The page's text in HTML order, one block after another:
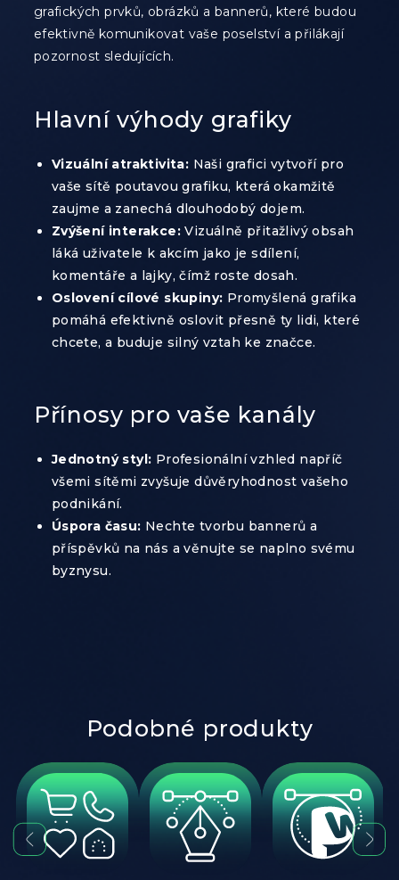
grafických prvků, obrázků a bannerů, které budou
efektivně komunikovat vaše poselství a přilákají
pozornost sledujících.
Hlavní výhody grafiky
Vizuální atraktivita: Naši grafici vytvoří pro
vaše sítě poutavou grafiku, která okamžitě
zaujme a zanechá dlouhodobý dojem.
Zvýšení interakce:Vizuálně přitažlivý obsah
láká uživatele k akcím jako je sdílení,
komentáře a lajky, čímž roste dosah.
Oslovení cílové skupiny: Promyšlená grafika
pomáhá efektivně oslovit přesně ty lidi, které
chcete, a buduje silný vztah ke značce.
Přínosy pro vaše kanály
Jednotný styl: Profesionální vzhled napříč
všemi sítěmi zvyšuje důvěryhodnost vašeho
podnikání.
Úspora času: Nechte tvorbu bannerů a
příspěvků na nás a věnujte se naplno svému
byznysu.
Podobné produkty